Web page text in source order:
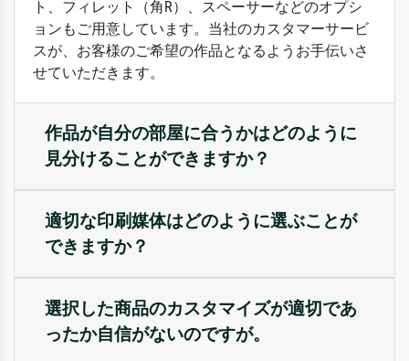
ト、フィレット（角R）、スペーサーなどのオプシ
ョンもご用意しています。当社のカスタマーサービ
スが、お客様のご希望の作品となるようお手伝いさ
せていただきます。
作品が自分の部屋に合うかはどのように
見分けることができますか？
適切な印刷媒体はどのように選ぶことが
できますか？
選択した商品のカスタマイズが適切であ
ったか自信がないのですが。